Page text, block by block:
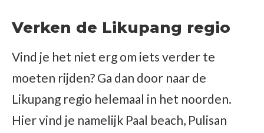
Verken de Likupang regio
Vind je het niet erg om iets verder te
moeten rijden? Ga dan door naar de
Likupang regio helemaal in het noorden.
Hier vind je namelijk Paal beach, Pulisan